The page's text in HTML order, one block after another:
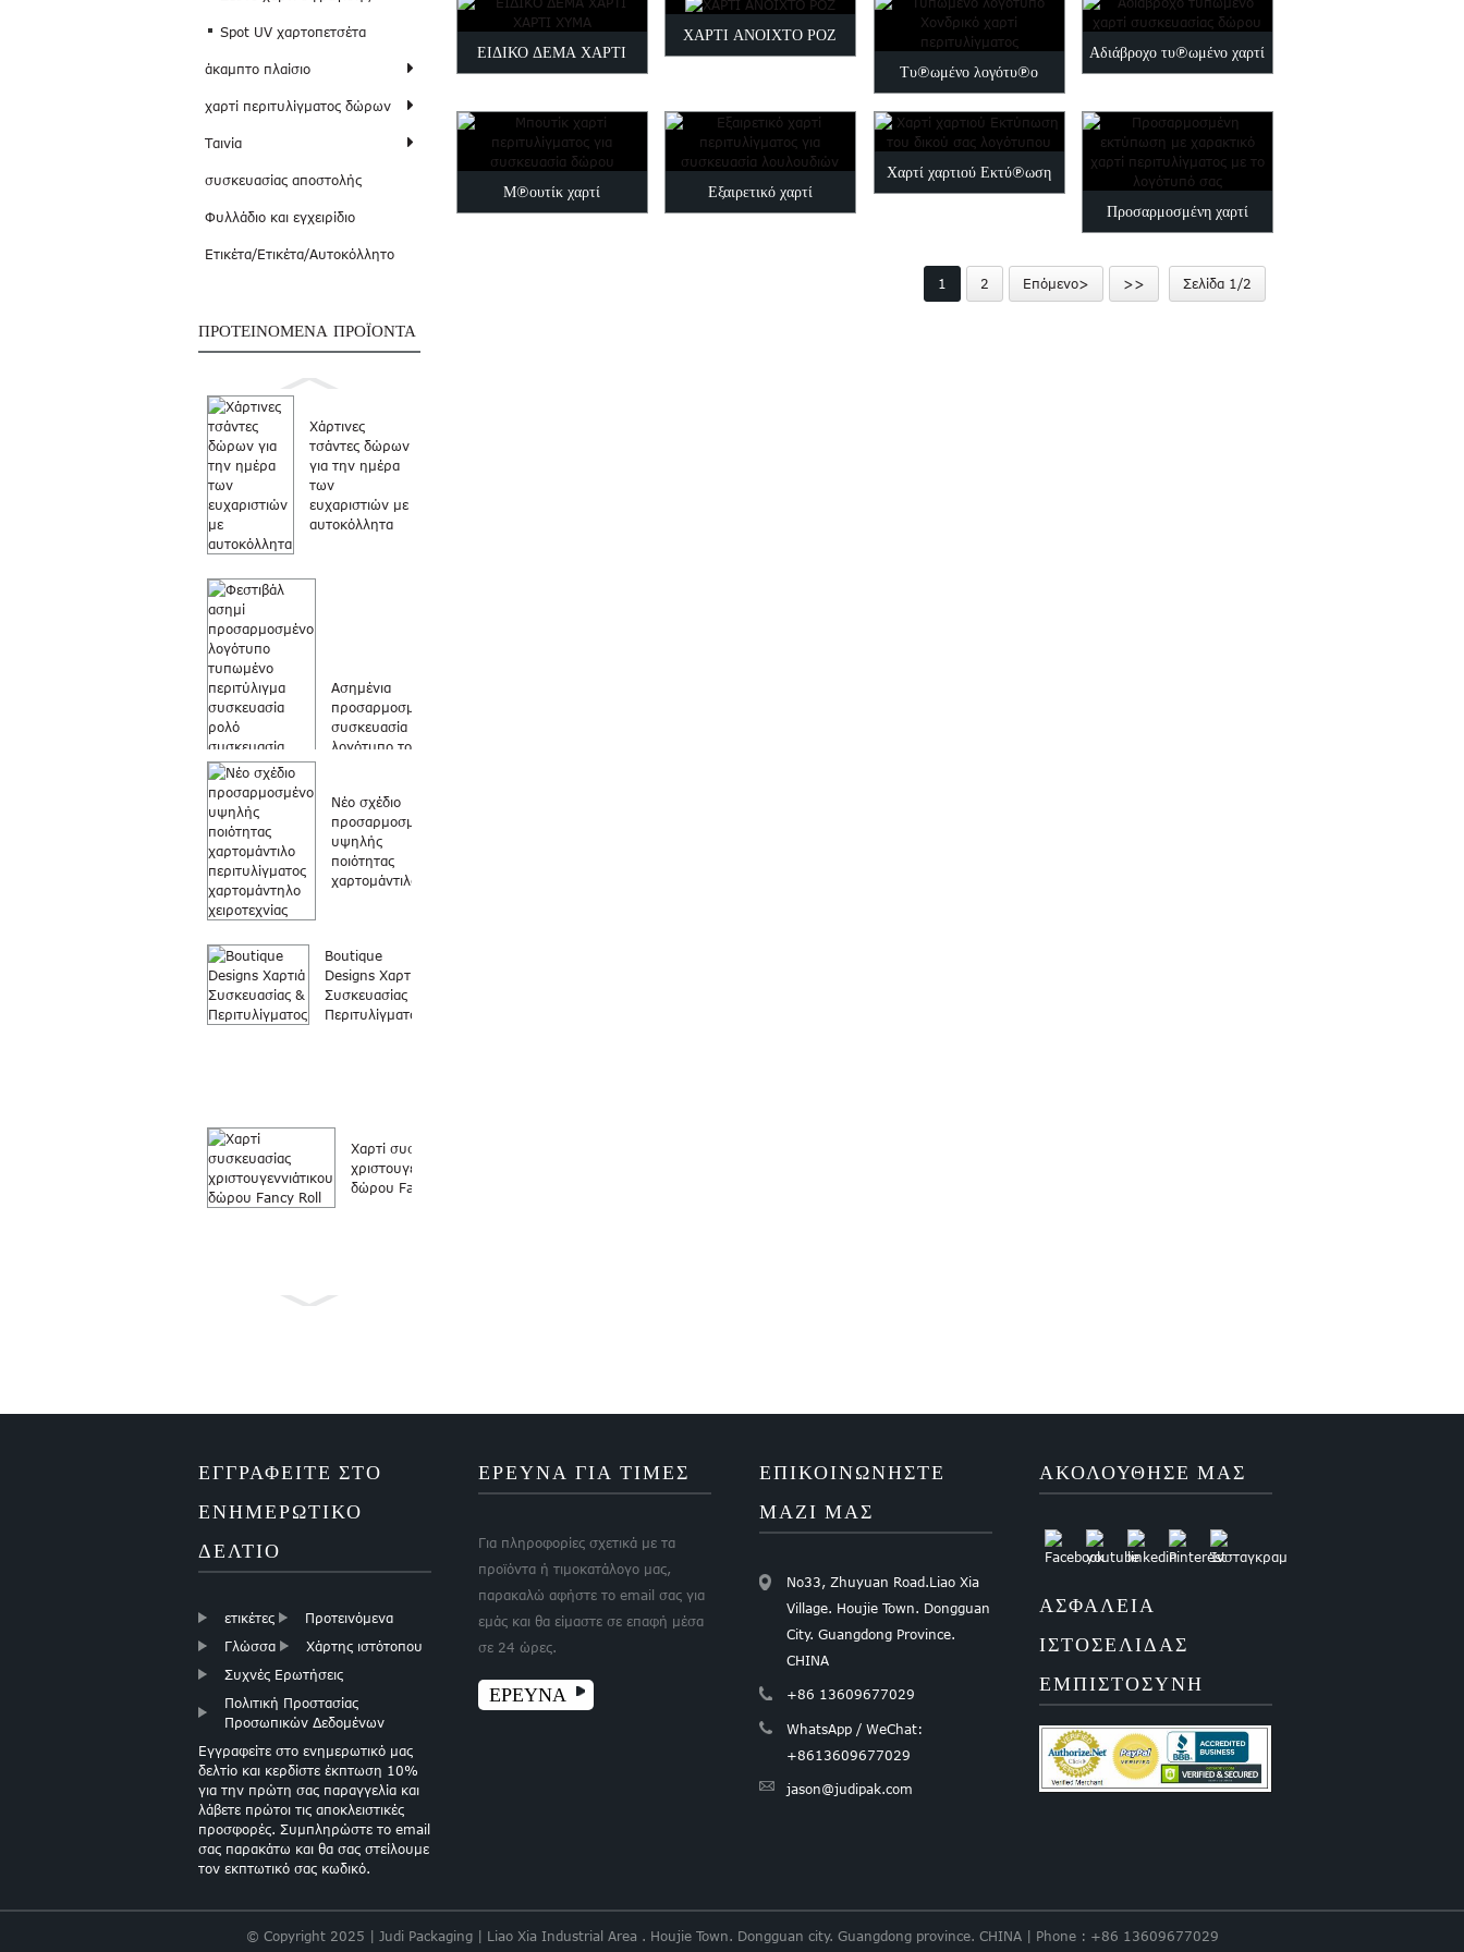
Spot UV χαρτοπετσέτα
άκαμπτο πλαίσιο
χαρτί περιτυλίγματος δώρων
Ταινία
συσκευασίας αποστολής
Φυλλάδιο και εγχειρίδιο
Ετικέτα/Ετικέτα/Αυτοκόλλητο
ΠΡΟΤΕΙΝΌΜΕΝΑ ΠΡΟΪΌΝΤΑ
Χάρτινες
τσάντες δώρων
για την ημέρα
των
ευχαριστιών με
αυτοκόλλητα
Ασημένια
προσαρμοσμένη
συσκευασία με
λογότυπο του
Νέο σχέδιο
προσαρμοσμένο
υψηλής
ποιότητας
χαρτομάντιλο...
Boutique
Designs Χαρτιά
Συσκευασίας &
Περιτυλίγματος
Χαρτί συσκευασίας
χριστουγεννιάτικου
δώρου Fancy Roll
Χαρτί
ΧΡΥΣΟ ΦΥΛΛΟ
ΧΑΡΤΙ ΑΝΟΙΧΤΟ
τυπωμένο περιτύλιγμα pa...
ΕΙΔΙΚΟ ΔΕΜΑ ΧΑΡΤΙ
ΧΑΡΤΙ ΑΝΟΙΧΤΟ ΡΟΖ
Τυπωμένο λογότυπο
Χονδρικό χαρτί
περιτυλίγματος
Αδιάβροχο τυπωμένο χαρτί
Μπουτίκ χαρτί Εξαιρετικό χαρτί
Χαρτί χαρτιού Εκτύπωση
Προσαρμοσμένη χαρτί
γκραβούρα...
1 2 Επόμενο> >> Σελίδα 1/2
ΕΓΓΡΑΦΕΙΤΕ ΣΤΟ
ΕΝΗΜΕΡΩΤΙΚΟ
ΔΕΛΤΙΟ
ετικέτες
Προτεινόμενα
Γλώσσα
Χάρτης ιστότοπου
Συχνές Ερωτήσεις
Πολιτική Προστασίας
Προσωπικών Δεδομένων
Εγγραφείτε στο ενημερωτικό μας
δελτίο και κερδίστε έκπτωση 10%
για την πρώτη σας παραγγελία και
λάβετε πρώτοι τις αποκλειστικές
προσφορές. Συμπληρώστε το email
σας παρακάτω και θα σας στείλουμε
τον εκπτωτικό σας κωδικό.
ΕΡΕΥΝΑ ΓΙΑ ΤΙΜΕΣ
Για πληροφορίες σχετικά με τα
προϊόντα ή τιμοκατάλογο μας,
παρακαλώ αφήστε το email σας για
εμάς και θα είμαστε σε επαφή μέσα
σε 24 ώρες.
ΕΡΕΥΝΑ
ΕΠΙΚΟΙΝΩΝΉΣΤΕ
ΜΑΖΊ ΜΑΣ
No33, Zhuyuan Road.Liao Xia
Village. Houjie Town. Dongguan
City. Guangdong Province.
CHINA
+86 13609677029
WhatsApp / WeChat:
+8613609677029
jason@judipak.com
ΑΚΟΛΟΥΘΗΣΕ ΜΑΣ
ΑΣΦΆΛΕΙΑ
ΙΣΤΟΣΕΛΊΔΑΣ
ΕΜΠΙΣΤΟΣΎΝΗ
© Copyright 2025 | Judi Packaging | Liao Xia Industrial Area . Houjie Town. Dongguan city. Guangdong province. CHINA | Phone : +86 13609677029